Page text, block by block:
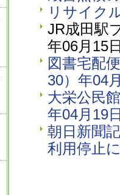
リサイク
JR成田駅
年06月15
図書宅配
30）年04
大栄公民
年04月19
朝日新聞
利用停止